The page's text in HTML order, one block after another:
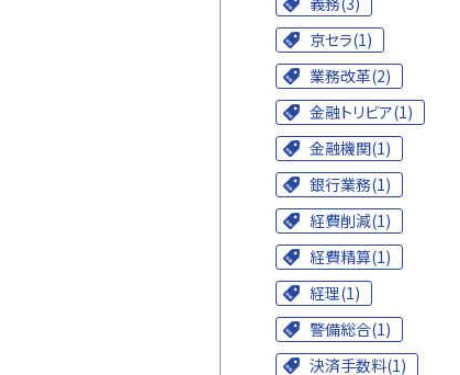
京セラ(1)
業務改革(2)
金融トリビア(1)
金融機関(1)
銀行業務(1)
経費削減(1)
経費精算(1)
経理(1)
警備総合(1)
決済手数料(1)